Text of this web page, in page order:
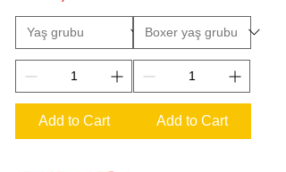
Add to Cart Add to Cart